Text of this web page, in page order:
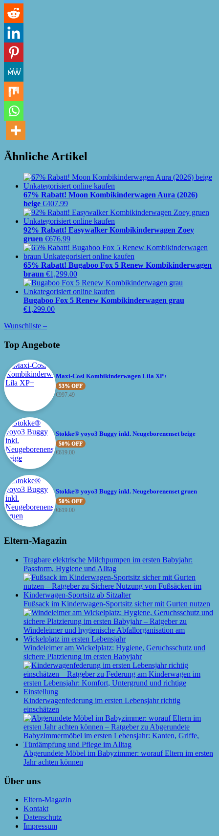
Ähnliche Artikel
67% Rabatt! Moon Kombikinderwagen Aura (2026)
beige €407.99
92% Rabatt! Easywalker Kombikinderwagen Zoey
gruen €676.99
65% Rabatt! Bugaboo Fox 5 Renew Kombikinderwagen
braun €1,299.00
Bugaboo Fox 5 Renew Kombikinderwagen grau
€1,299.00
Wunschliste –
Top Angebote
Maxi-Cosi Kombikinderwagen Lila XP+
53% OFF
€997.49
Stokke® yoyo3 Buggy inkl. Neugeborenenset beige
50% OFF
€619.00
Stokke® yoyo3 Buggy inkl. Neugeborenenset gruen
50% OFF
€619.00
Eltern-Magazin
Tragbare elektrische Milchpumpen im ersten Babyjahr:
Passform, Hygiene und Alltag
Fußsack im Kinderwagen-Sportsitz sicher mit Gurten nutzen
Windeleimer am Wickelplatz: Hygiene, Geruchsschutz und
sichere Platzierung im ersten Babyjahr
Kinderwagenfederung im ersten Lebensjahr richtig
einschätzen
Abgerundete Möbel im Babyzimmer: worauf Eltern im ersten
Jahr achten können
Über uns
Eltern-Magazin
Kontakt
Datenschutz
Impressum